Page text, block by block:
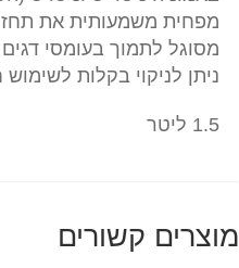
מפחית משמעותית את
מסוגל לתמוך בעומסי
ניתן לניקוי בקלות לשימוש
1.5 ליטר
מוצרים קשורים